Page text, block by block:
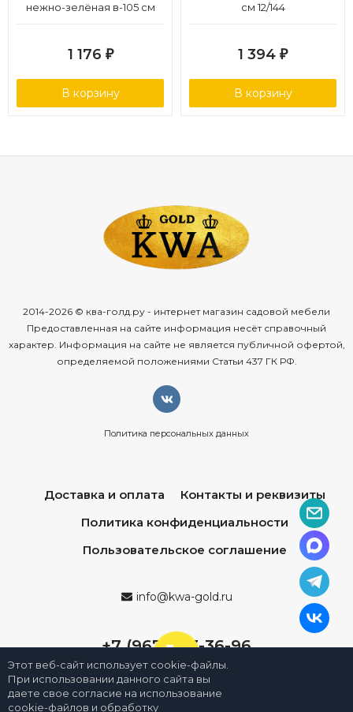
нежно-зелёная в-105 см
1 176 ₽
В корзину
см 12/144
1 394 ₽
В корзину
2014-2026 © ква-голд.ру - интернет магазин садовой мебели
Предоставленная на сайте информация несёт справочный
характер. Информация на сайте не является публичной офертой,
определяемой положениями Статьи 437 ГК РФ.
Политика персональных данных
Доставка и оплата
Контакты и реквизиты
Политика конфиденциальности
Пользовательское соглашение
info@kwa-gold.ru
+7 (967) 013-36-96
Этот веб-сайт использует cookie-файлы.
При использовании данного сайта вы
даете свое согласие на использование
cookie-файлов и обработку